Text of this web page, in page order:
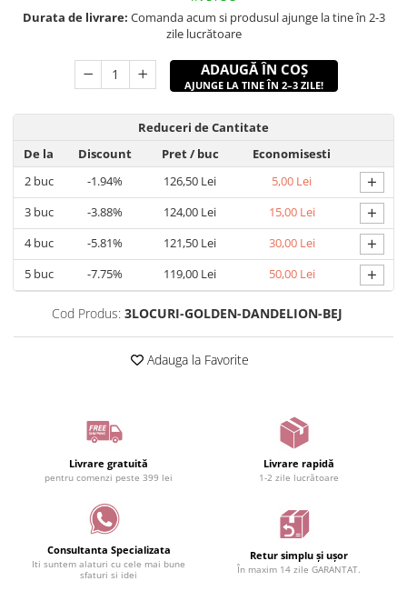
Durata de livrare: Comanda acum si produsul ajunge la tine în 2-3
zile lucrătoare
ADAUGĂ ÎN COȘ
AJUNGE LA TINE ÎN 2–3 ZILE!
Reduceri de Cantitate
De la
Discount Pret/ buc
Economisesti
2buc -1.94% 126,50 Lei 5,00 Lei +
3buc -3.88% 124,00 Lei 15,00 Lei +
4buc -5.81% 121,50 Lei 30,00 Lei +
5buc -7.75% 119,00 Lei 50,00 Lei +
Cod Produs: 3LOCURI-GOLDEN-DANDELION-BEJ
Adauga la Favorite
Livrare gratuită
pentru comenzi peste 399 lei
Livrare rapidă
1-2 zile lucrătoare
Consultanta Specializata
Iti suntem alaturi cu cele mai bune
sfaturi si idei
Retur simplu și ușor
În maxim 14 zile GARANTAT.